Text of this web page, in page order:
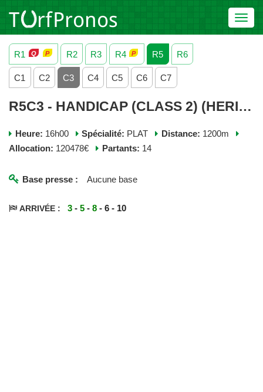
R1
R2 R3 R4 R5 R6
C1 C2 C3 C4 C5 C6 C7
R5C3 - HANDICAP (CLASS 2) (HERITAGE HANDICAP) - JEUDI 09 JUILLET 2026
Heure: 16h00 Spécialité: PLAT Distance: 1200m
Allocation: 120478€ Partants: 14
Base presse : Aucune base
ARRIVÉE : 3 -5 -8 - 6 - 10